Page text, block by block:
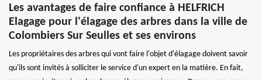
Les avantages de faire confiance à HELFRICH
Elagage pour l'élagage des arbres dans la ville de
Colombiers Sur Seulles et ses environs
Les propriétaires des arbres qui vont faire l'objet d'élagage doivent savoir
qu'ils sont invités à solliciter le service d'un expert en la matière. En fait,